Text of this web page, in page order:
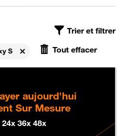
mobiles neufs Samsung
Trier et filtrer
S
Tout effacer
aujourd'hui
Sur Mesure
24x 36x 48x